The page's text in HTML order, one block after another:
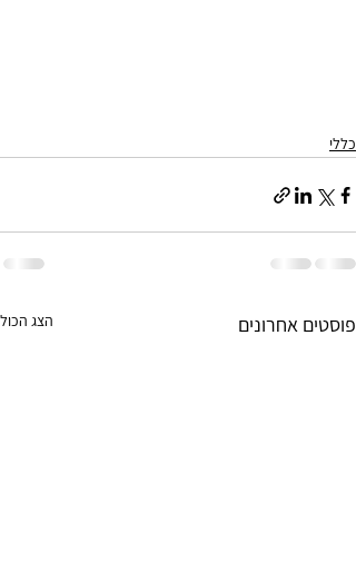
כללי
פוסטים אחרונים הצג הכול